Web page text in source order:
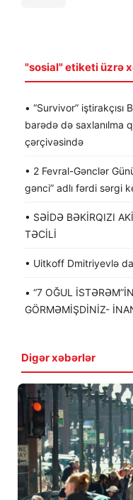
"sosial" etiketi üzrə
• “Survivor”
barədə də saxlanılma
çərçivəsində
• 2 Fevral-Gənclər
gənci” adlı fərdi sərgi
• SƏİDƏ BƏKİRQIZI
TƏCİLİ
• Uitkoff Dmitriyevlə
• “7 OĞUL
GÖRMƏMİŞDİNİZ-
Digər xəbərlər